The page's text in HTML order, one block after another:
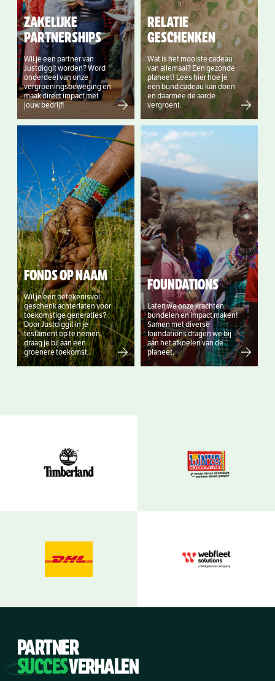
ZAKELIJKE
PARTNERSHIPS
Wil je een partner van
Justdiggit worden? Word
onderdeel van onze
vergroeningsbeweging en
maak direct impact met
jouw bedrijf!
RELATIE
GESCHENKEN
Wat is het mooiste cadeau
van allemaal? Een gezonde
planeet! Lees hier hoe je
een bund cadeau kan doen
en daarmee de aarde
vergroent.
FONDS OP NAAM
Wil je een betekenisvol
geschenk achterlaten voor
toekomstige generaties?
Door Justdiggit in je
testament op te nemen,
draag je bij aan een
groenere toekomst.
FOUNDATIONS
Laten we onze krachten
bundelen en impact maken!
Samen met diverse
foundations dragen we bij
aan het afkoelen van de
planeet.
PARTNER
SUCCESVERHALEN